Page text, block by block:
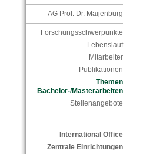
AG Prof. Dr. Maijenburg
Forschungsschwerpunkte
Lebenslauf
Mitarbeiter
Publikationen
Themen
Bachelor-/Masterarbeiten
Stellenangebote
International Office
Zentrale Einrichtungen